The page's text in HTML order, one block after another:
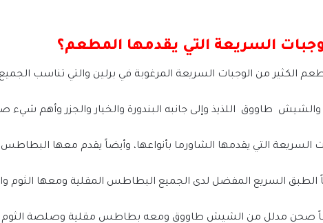
السريعة التي يقدمها المطعم؟
الكثير من الوجبات السريعة المرغوبة في برلين والتي تناسب